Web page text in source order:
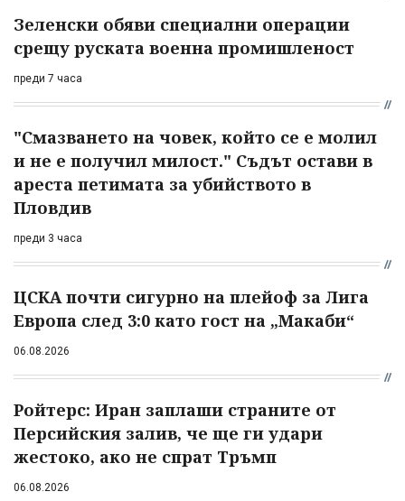
Зеленски обяви специални операции
срещу руската военна промишленост
преди 7 часа
"Смазването на човек, който се е молил
и не е получил милост." Съдът остави в
ареста петимата за убийството в
Пловдив
преди 3 часа
ЦСКА почти сигурно на плейоф за Лига
Европа след 3:0 като гост на „Макаби“
06.08.2026
Ройтерс: Иран заплаши страните от
Персийския залив, че ще ги удари
жестоко, ако не спрат Тръмп
06.08.2026